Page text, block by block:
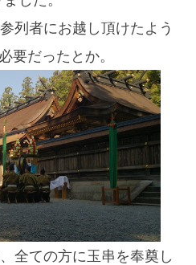
列者にお越し頂けたよう
要だったとか。
全ての方に玉串を奉奠し